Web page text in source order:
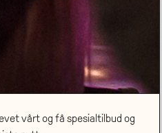
vårt og få spesialtilbud og